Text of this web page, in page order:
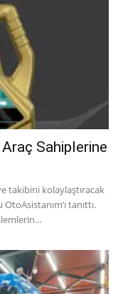
Sahiplerine
takibini kolaylaştıracak
tanıttı.